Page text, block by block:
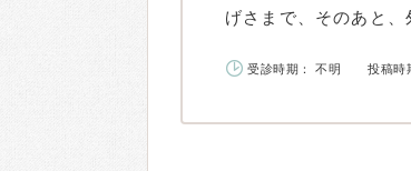
げさまで、そのあと
受診時期： 不明 投稿時